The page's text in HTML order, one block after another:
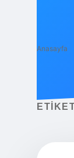
Anasayfa